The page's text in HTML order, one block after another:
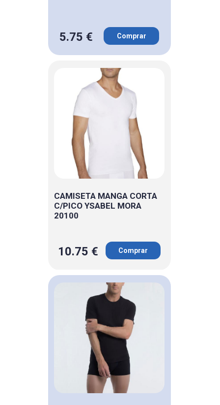
5.75 € Comprar
CAMISETA MANGA CORTA
C/PICO YSABEL MORA
20100
10.75 € Comprar